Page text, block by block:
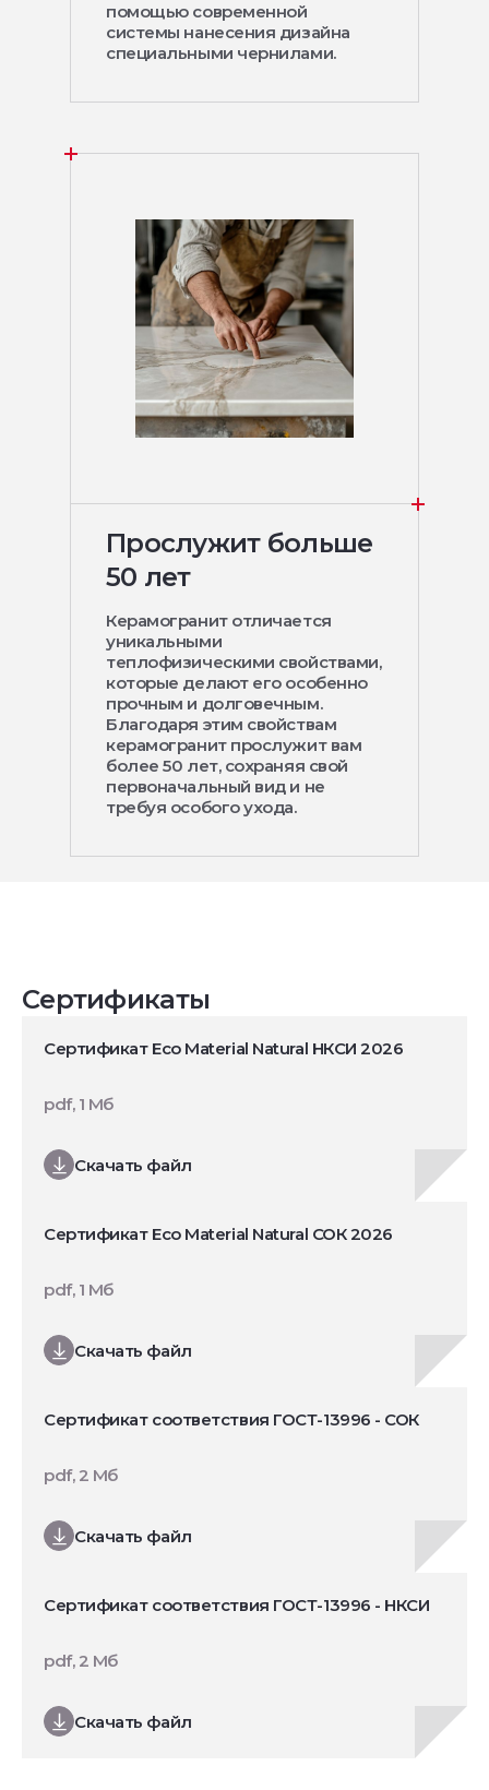
помощью современной
системы нанесения дизайна
специальными чернилами.
Прослужит больше
50 лет
Керамогранит отличается
уникальными
теплофизическими свойствами,
которые делают его особенно
прочным и долговечным.
Благодаря этим свойствам
керамогранит прослужит вам
более 50 лет, сохраняя свой
первоначальный вид и не
требуя особого ухода.
Сертификаты
Сертификат Eco Material Natural НКСИ 2026
Скачать файл
pdf, 1 Мб
Сертификат Eco Material Natural СОК 2026
Скачать файл
pdf, 1 Мб
Сертификат соответствия ГОСТ-13996 - СОК
Скачать файл
pdf, 2 Мб
Сертификат соответствия ГОСТ-13996 - НКСИ
Скачать файл
pdf, 2 Мб